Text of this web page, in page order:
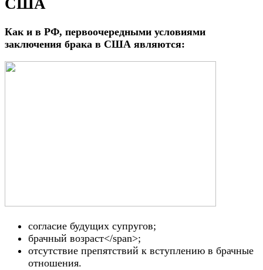
Как и в РФ, первоочередными условиями
заключения брака в США являются:
согласие будущих супругов;
брачный возраст</span>;
отсутствие препятствий к вступлению в брачные
отношения.